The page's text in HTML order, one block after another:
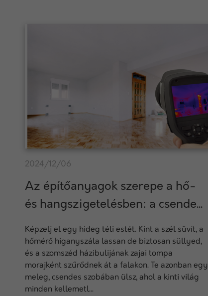
2024/12/06
Az építőanyagok szerepe a hő-
és hangszigetelésben: a csende...
Képzelj el egy hideg téli estét. Kint a szél süvít, a
hőmérő higanyszála lassan de biztosan süllyed,
és a szomszéd házibulijának zajai tompa
morajként szűrődnek át a falakon. Te azonban egy
meleg, csendes szobában ülsz, ahol a kinti világ
minden kellemetl...